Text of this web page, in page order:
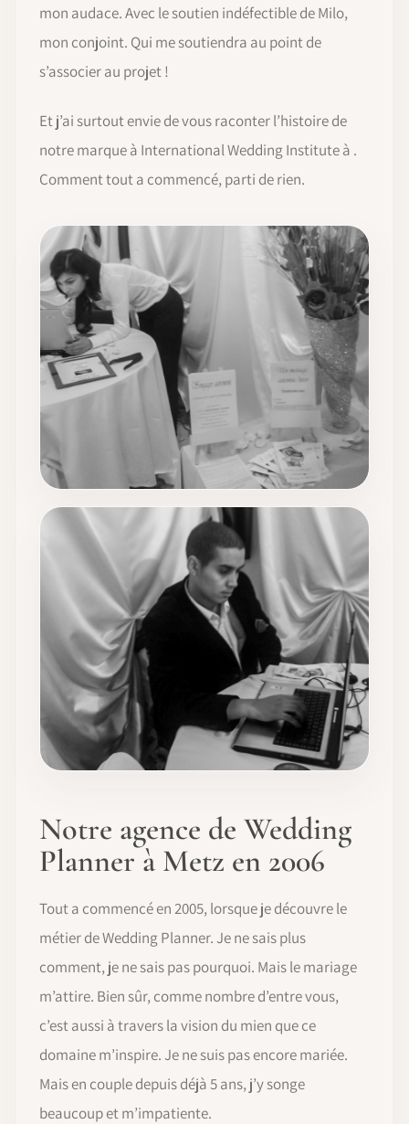
mon audace. Avec le soutien indéfectible de Milo,
mon conjoint. Qui me soutiendra au point de
s’associer au projet !
Et j’ai surtout envie de vous raconter l’histoire de
notre marque à International Wedding Institute à .
Comment tout a commencé, parti de rien.
Notre agence de Wedding
Planner à Metz en 2006
Tout a commencé en 2005, lorsque je découvre le
métier de Wedding Planner. Je ne sais plus
comment, je ne sais pas pourquoi. Mais le mariage
m’attire. Bien sûr, comme nombre d’entre vous,
c’est aussi à travers la vision du mien que ce
domaine m’inspire. Je ne suis pas encore mariée.
Mais en couple depuis déjà 5 ans, j’y songe
beaucoup et m’impatiente.